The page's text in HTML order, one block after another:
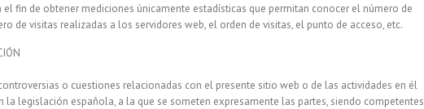
fin de obtener mediciones únicamente estadísticas que permitan conocer el número de
de visitas realizadas a los servidores web, el orden de visitas, el punto de acceso, etc.
o cuestiones relacionadas con el presente sitio web o de las actividades en él
la legislación española, a la que se someten expresamente las partes, siendo competentes